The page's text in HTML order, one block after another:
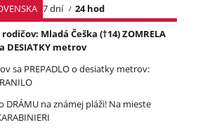
7 dní
24 hod
Mladá Češka (†14) ZOMRELA
DESIATKY metrov
sa PREPADLO o desiatky metrov:
DRÁMU na známej pláži! Na mieste